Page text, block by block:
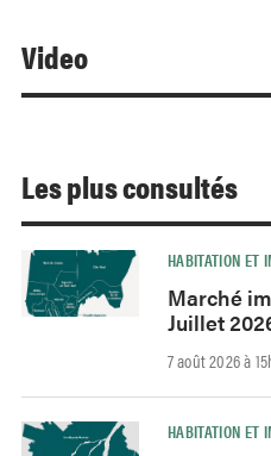
Video
Les plus consultés
HABITATION ET
Marché
Juillet
7 août 2026 à
HABITATION ET